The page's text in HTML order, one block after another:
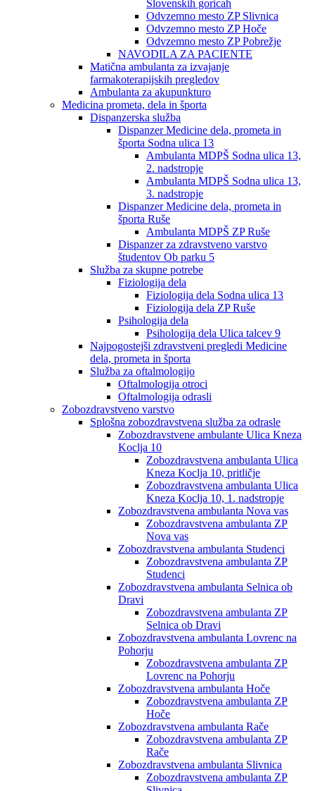
Slovenskih goricah
Odvzemno mesto ZP Slivnica
Odvzemno mesto ZP Hoče
Odvzemno mesto ZP Pobrežje
NAVODILA ZA PACIENTE
Matična ambulanta za izvajanje
farmakoterapijskih pregledov
Ambulanta za akupunkturo
Medicina prometa, dela in športa
Dispanzerska služba
Dispanzer Medicine dela, prometa in
športa Sodna ulica 13
Ambulanta MDPŠ Sodna ulica 13,
2. nadstropje
Ambulanta MDPŠ Sodna ulica 13,
3. nadstropje
Dispanzer Medicine dela, prometa in
športa Ruše
Ambulanta MDPŠ ZP Ruše
Dispanzer za zdravstveno varstvo
študentov Ob parku 5
Služba za skupne potrebe
Fiziologija dela
Fiziologija dela Sodna ulica 13
Fiziologija dela ZP Ruše
Psihologija dela
Psihologija dela Ulica talcev 9
Najpogostejši zdravstveni pregledi Medicine
dela, prometa in športa
Služba za oftalmologijo
Oftalmologija otroci
Oftalmologija odrasli
Zobozdravstveno varstvo
Splošna zobozdravstvena služba za odrasle
Zobozdravstvene ambulante Ulica Kneza
Koclja 10
Zobozdravstvena ambulanta Ulica
Kneza Koclja 10, pritličje
Zobozdravstvena ambulanta Ulica
Kneza Koclja 10, 1. nadstropje
Zobozdravstvena ambulanta Nova vas
Zobozdravstvena ambulanta ZP
Nova vas
Zobozdravstvena ambulanta Studenci
Zobozdravstvena ambulanta ZP
Studenci
Zobozdravstvena ambulanta Selnica ob
Dravi
Zobozdravstvena ambulanta ZP
Selnica ob Dravi
Zobozdravstvena ambulanta Lovrenc na
Pohorju
Zobozdravstvena ambulanta ZP
Lovrenc na Pohorju
Zobozdravstvena ambulanta Hoče
Zobozdravstvena ambulanta ZP
Hoče
Zobozdravstvena ambulanta Rače
Zobozdravstvena ambulanta ZP
Rače
Zobozdravstvena ambulanta Slivnica
Zobozdravstvena ambulanta ZP